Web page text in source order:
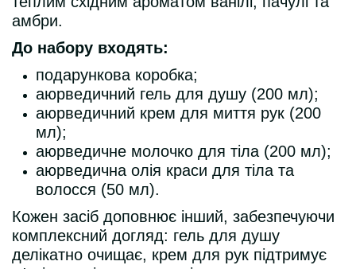
амбри.
До набору входять:
подарункова коробка;
аюрведичний гель для душу (200 мл);
аюрведичний крем для миття рук (200
мл);
аюрведичне молочко для тіла (200 мл);
аюрведична олія краси для тіла та
волосся (50 мл).
Кожен засіб доповнює інший, забезпечуючи
комплексний догляд: гель для душу
делікатно очищає, крем для рук підтримує